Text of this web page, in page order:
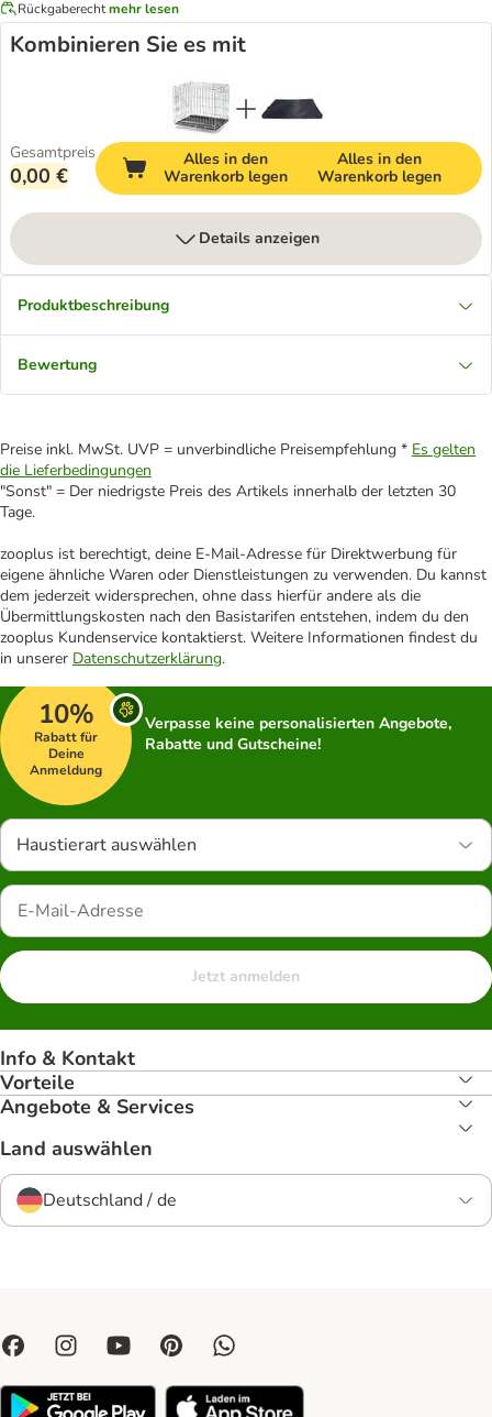
Rückgaberechtmehr lesen
Kombinieren Sie es mit
Gesamtpreis
0,00 €
Alles in den
Warenkorb legen
Alles in den
Warenkorb legen
Details anzeigen
Produktbeschreibung
Bewertung
Preise inkl. MwSt. UVP = unverbindliche Preisempfehlung * Es gelten
die Lieferbedingungen
"Sonst" = Der niedrigste Preis des Artikels innerhalb der letzten 30
Tage.
zooplus ist berechtigt, deine E-Mail-Adresse für Direktwerbung für
eigene ähnliche Waren oder Dienstleistungen zu verwenden. Du kannst
dem jederzeit widersprechen, ohne dass hierfür andere als die
Übermittlungskosten nach den Basistarifen entstehen, indem du den
zooplus Kundenservice kontaktierst. Weitere Informationen findest du
in unserer Datenschutzerklärung.
10%
Rabatt für
Deine
Anmeldung
Verpasse keine personalisierten Angebote,
Rabatte und Gutscheine!
Haustierart auswählen
Jetzt anmelden
Info & Kontakt
Vorteile
Angebote & Services
Land auswählen
Deutschland / de